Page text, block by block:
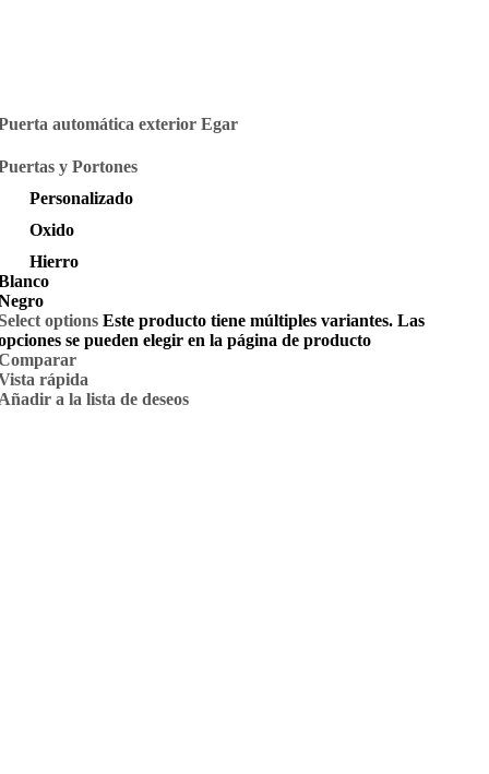
automática exterior Egar
y Portones
Personalizado
Oxido
Hierro
options Este producto tiene múltiples variantes. Las
se pueden elegir en la página de producto
rápida
a la lista de deseos